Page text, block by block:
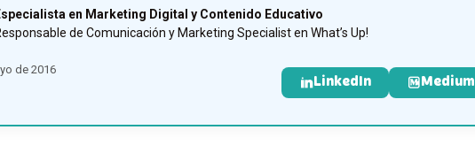
en Marketing Digital y Contenido Educativo
de Comunicación y Marketing Specialist en What’s Up!
de 2016
LinkedIn Medium